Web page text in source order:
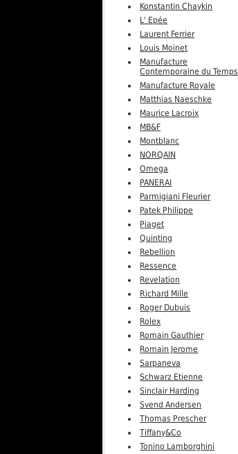
Konstantin Chaykin
L' Epée
Laurent Ferrier
Louis Moinet
Manufacture
Contemporaine du Temps
Manufacture Royale
Matthias Naeschke
Maurice Lacroix
MB&F
Montblanc
NORQAIN
Omega
PANERAI
Parmigiani Fleurier
Patek Philippe
Piaget
Quinting
Rebellion
Ressence
Revelation
Richard Mille
Roger Dubuis
Rolex
Romain Gauthier
Romain Jerome
Sarpaneva
Schwarz Etienne
Sinclair Harding
Svend Andersen
Thomas Prescher
Tiffany&Co
Tonino Lamborghini